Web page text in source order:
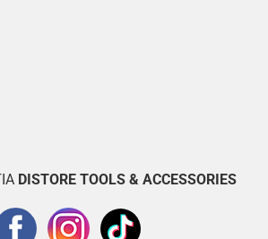
DISTORE TOOLS & ACCESSORIES